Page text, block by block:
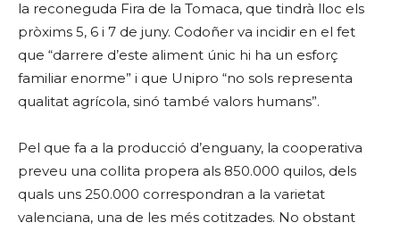
la reconeguda Fira de la Tomaca, que tindrà lloc els
pròxims 5, 6 i 7 de juny. Codoñer va incidir en el fet
que “darrere d’este aliment únic hi ha un esforç
familiar enorme” i que Unipro “no sols representa
qualitat agrícola, sinó també valors humans”.
Pel que fa a la producció d’enguany, la cooperativa
preveu una collita propera als 850.000 quilos, dels
quals uns 250.000 correspondran a la varietat
valenciana, una de les més cotitzades. No obstant